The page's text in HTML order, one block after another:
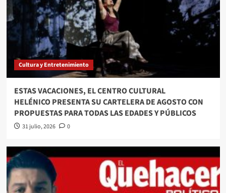
Cultura y Entretenimiento
ESTAS VACACIONES, EL CENTRO CULTURAL
HELÉNICO PRESENTA SU CARTELERA DE AGOSTO CON
PROPUESTAS PARA TODAS LAS EDADES Y PÚBLICOS
31 julio, 2026 0